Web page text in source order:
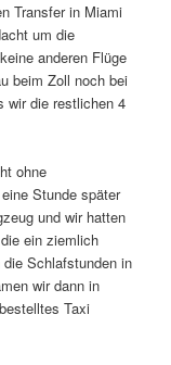
Transfer in Miami
um die
anderen Flüge
beim Zoll noch bei
wir die restlichen 4
ohne
Stunde später
und wir hatten
ein ziemlich
Schlafstunden in
wir dann in
Taxi